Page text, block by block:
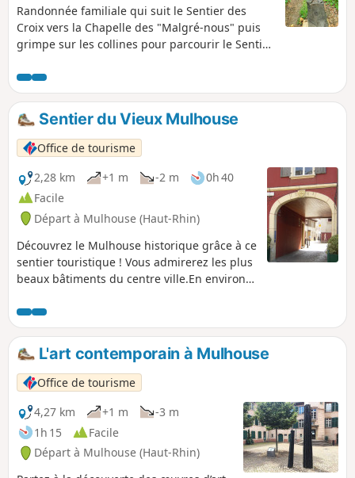
Randonnée familiale qui suit le Sentier des
Croix vers la Chapelle des "Malgré-nous" puis
grimpe sur les collines pour parcourir le Sentier
jalonné de panneaux pédagogiques.
Sentier du Vieux Mulhouse
Office de tourisme
2,28 km
+1 m -2 m
0h 40
Facile
Départ à Mulhouse (Haut-Rhin)
Découvrez le Mulhouse historique grâce à ce
sentier touristique ! Vous admirerez les plus
beaux bâtiments du centre ville.En environ
médiévales observant les maisons ayant
marqué l'histoire de la ville...
L'art contemporain à Mulhouse
Office de tourisme
4,27 km
+1 m
-3 m
1h 15
Facile
Départ à Mulhouse (Haut-Rhin)